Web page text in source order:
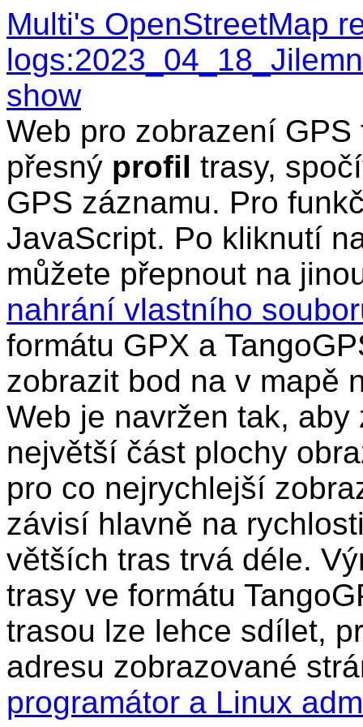
Multi's OpenStreetMap
show
Web pro zobrazení
přesný profil trasy,
GPS záznamu. Pro
JavaScript. Po kliknutí
můžete přepnout na
nahrání vlastního
formátu GPX a
zobrazit bod na v mapě
Web je navržen tak,
největší část plochy
pro co nejrychlejší
závisí hlavně na
větších tras trvá déle.
trasy ve formátu
trasou lze lehce sdílet,
adresu zobrazované
programátor a Linux